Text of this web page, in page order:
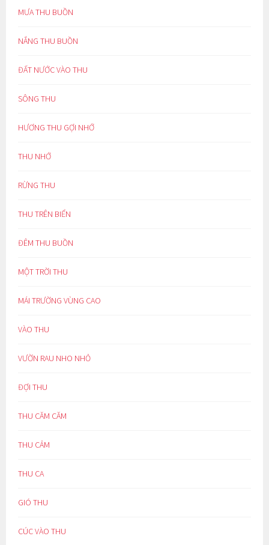
MƯA THU BUỒN
NẮNG THU BUỒN
ĐẤT NƯỚC VÀO THU
SÔNG THU
HƯƠNG THU GỢI NHỚ
THU NHỚ
RỪNG THU
THU TRÊN BIỂN
ĐÊM THU BUỒN
MỘT TRỜI THU
MÁI TRƯỜNG VÙNG CAO
VÀO THU
VƯỜN RAU NHO NHỎ
ĐỢI THU
THU CĂM CĂM
THU CẢM
THU CA
GIÓ THU
CÚC VÀO THU